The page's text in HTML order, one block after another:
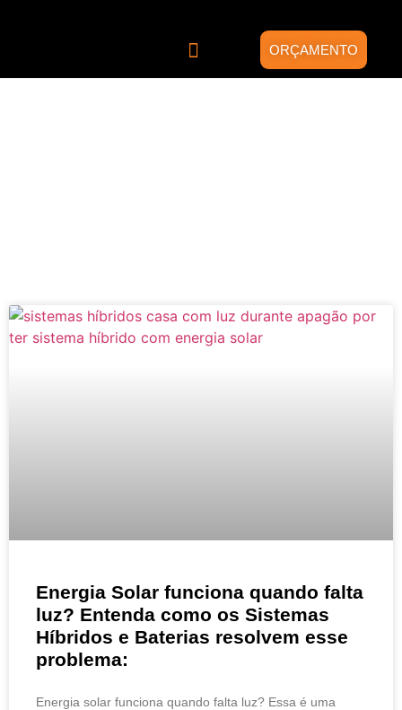
ORÇAMENTO
Energia Solar funciona quando falta
luz? Entenda como os Sistemas
Híbridos e Baterias resolvem esse
problema:
Energia solar funciona quando falta luz? Essa é uma